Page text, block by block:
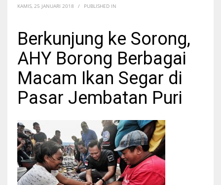
KAMIS, 25 JANUARI 2018 / PUBLISHED IN
Berkunjung ke Sorong,
AHY Borong Berbagai
Macam Ikan Segar di
Pasar Jembatan Puri